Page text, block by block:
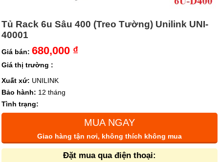
Tủ Rack 6u Sâu 400 (Treo Tường) Unilink UNI-
40001
Giá bán: 680,000 ₫
Giá thị trường :
Xuất xứ: UNILINK
Bảo hành: 12 tháng
Tình trạng:
MUA NGAY
Giao hàng tận nơi, không thích không mua
Đặt mua qua điện thoại: